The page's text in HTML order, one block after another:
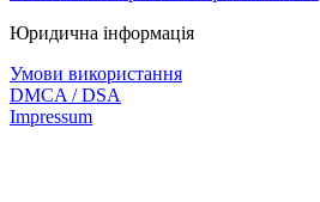
Юридична інформація
Умови використання
DMCA / DSA
Impressum